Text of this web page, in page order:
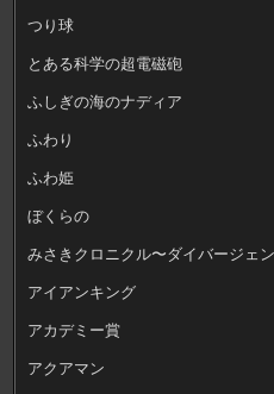
つり球
とある科学の超電磁砲
ふしぎの海のナディア
ふわり
ふわ姫
ぼくらの
みさきクロニクル〜ダイバージェ
アイアンキング
アカデミー賞
アクアマン